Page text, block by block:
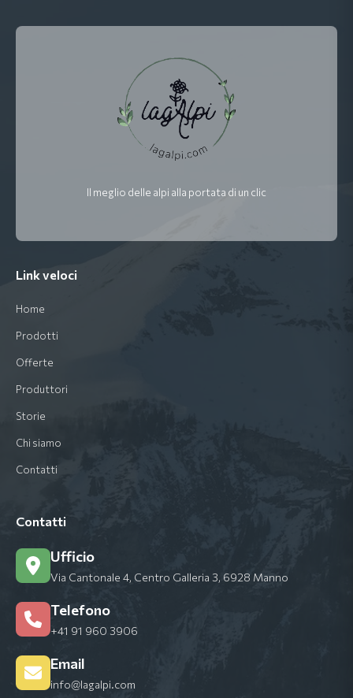
Il meglio delle alpi alla portata di un clic
Link veloci
Home
Prodotti
Offerte
Produttori
Storie
Chi siamo
Contatti
Contatti
Ufficio
Via Cantonale 4, Centro Galleria 3, 6928 Manno
Telefono
+41 91 960 3906
Email
info@lagalpi.com